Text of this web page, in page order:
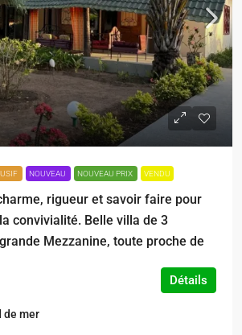
NOUVEAU NOUVEAU PRIX VENDU
rigueur et savoir faire pour
convivialité. Belle villa de 3
Mezzanine, toute proche de
de mer
Détails